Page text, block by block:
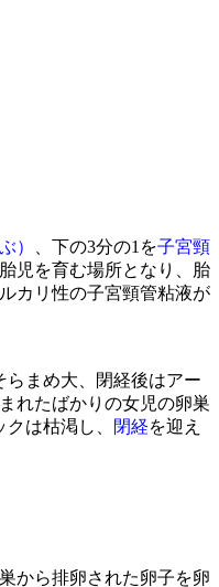
） 、下の3分の1を子宮頸
児を育む場所となり、胎
カリ性の子宮頸管粘液が
らまめ大、閉経後はアー
れたばかりの女児の卵巣
は枯渇し、
閉経を迎え
から排卵された卵子を卵